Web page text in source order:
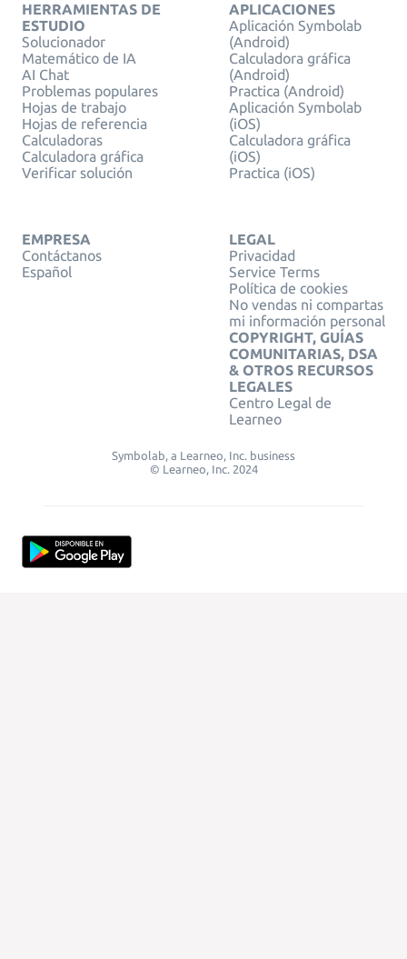
HERRAMIENTAS DE
ESTUDIO
Solucionador
Matemático de IA
AI Chat
Problemas populares
Hojas de trabajo
Hojas de referencia
Calculadoras
Calculadora gráfica
Verificar solución
APLICACIONES
Aplicación Symbolab
(Android)
Calculadora gráfica
(Android)
Practica (Android)
Aplicación Symbolab
(iOS)
Calculadora gráfica
(iOS)
Practica (iOS)
EMPRESA
Contáctanos
Español
LEGAL
Privacidad
Service Terms
Política de cookies
No vendas ni compartas
mi información personal
COPYRIGHT, GUÍAS
COMUNITARIAS, DSA
& OTROS RECURSOS
LEGALES
Centro Legal de
Learneo
Symbolab, a Learneo, Inc. business
© Learneo, Inc. 2024